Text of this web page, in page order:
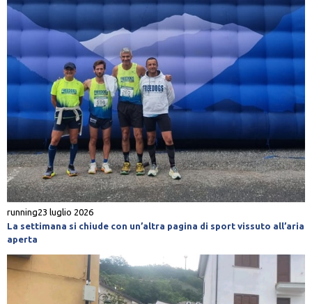
running23 luglio 2026
La settimana si chiude con un’altra pagina di sport vissuto all’aria
aperta